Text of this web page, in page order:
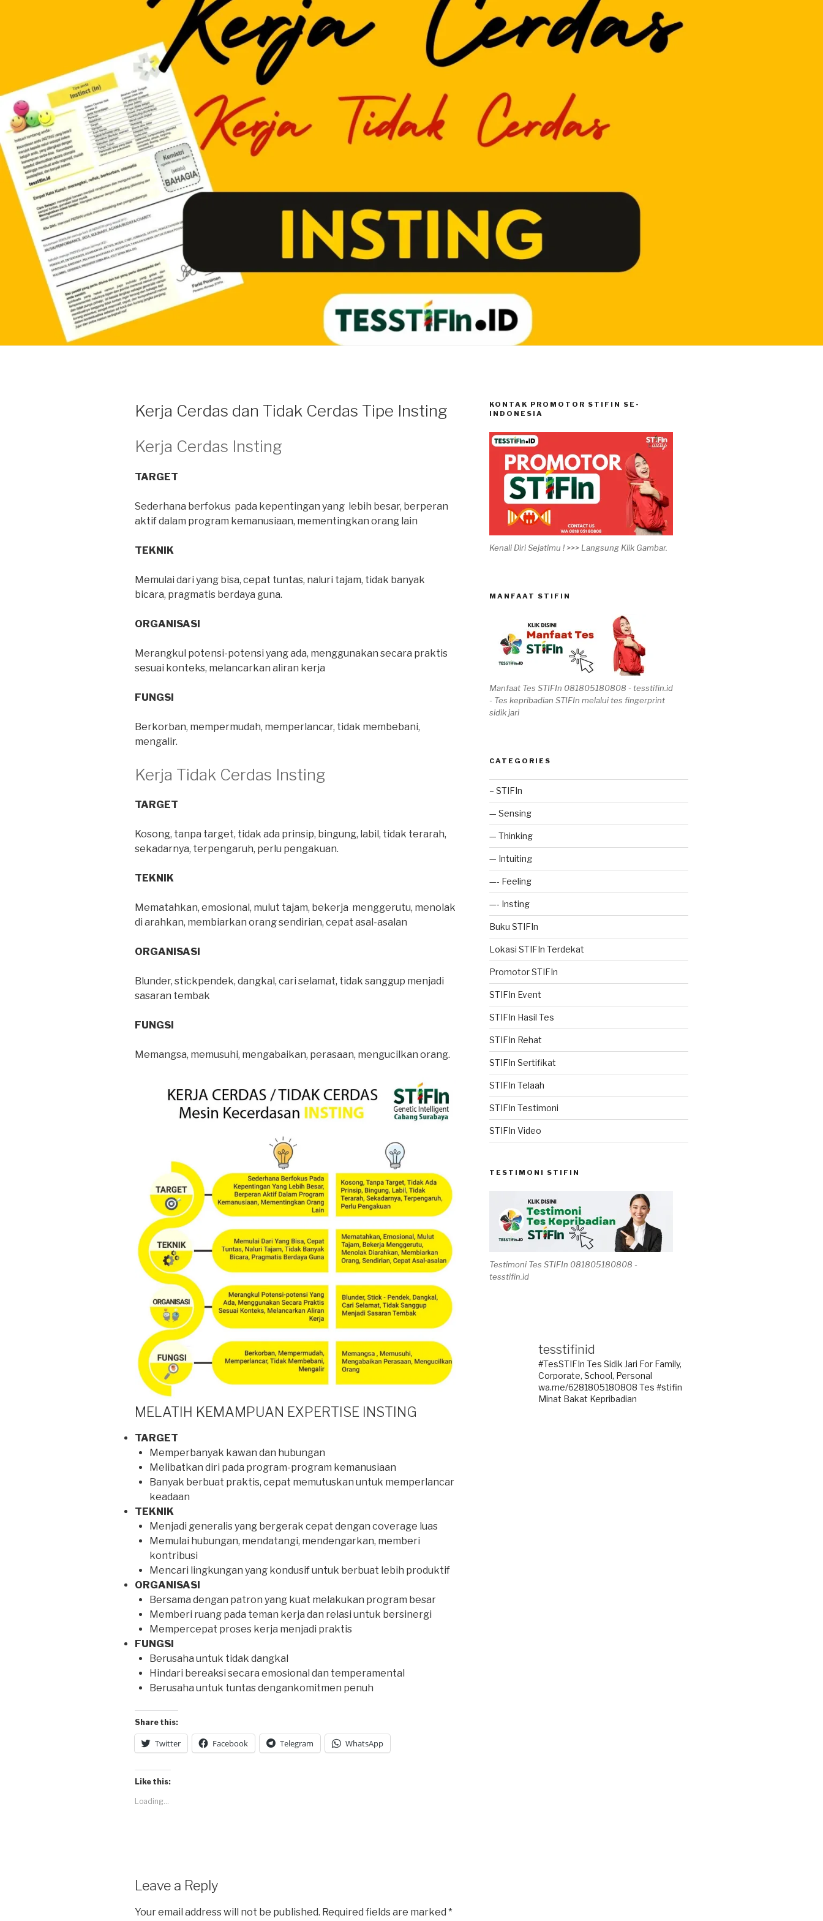
Kerja Cerdas dan Tidak Cerdas Tipe Insting
Kerja Cerdas Insting
TARGET
Sederhana berfokus pada kepentingan yang lebih besar, berperan
aktif dalam program kemanusiaan, mementingkan orang lain
TEKNIK
Memulai dari yang bisa, cepat tuntas, naluri tajam, tidak banyak
bicara, pragmatis berdaya guna.
ORGANISASI
Merangkul potensi-potensi yang ada, menggunakan secara praktis
sesuai konteks, melancarkan aliran kerja
FUNGSI
Berkorban, mempermudah, memperlancar, tidak membebani,
mengalir.
Kerja Tidak Cerdas Insting
TARGET
Kosong, tanpa target, tidak ada prinsip, bingung, labil, tidak terarah,
sekadarnya, terpengaruh, perlu pengakuan.
TEKNIK
Mematahkan, emosional, mulut tajam, bekerja menggerutu, menolak
di arahkan, membiarkan orang sendirian, cepat asal-asalan
ORGANISASI
Blunder, stickpendek, dangkal, cari selamat, tidak sanggup menjadi
sasaran tembak
FUNGSI
Memangsa, memusuhi, mengabaikan, perasaan, mengucilkan orang.
MELATIH KEMAMPUAN EXPERTISE INSTING
TARGET
Memperbanyak kawan dan hubungan
Melibatkan diri pada program-program kemanusiaan
Banyak berbuat praktis, cepat memutuskan untuk memperlancar
keadaan
TEKNIK
Menjadi generalis yang bergerak cepat dengan coverage luas
Memulai hubungan, mendatangi, mendengarkan, memberi
kontribusi
Mencari lingkungan yang kondusif untuk berbuat lebih produktif
ORGANISASI
Bersama dengan patron yang kuat melakukan program besar
Memberi ruang pada teman kerja dan relasi untuk bersinergi
Mempercepat proses kerja menjadi praktis
FUNGSI
Berusaha untuk tidak dangkal
Hindari bereaksi secara emosional dan temperamental
Berusaha untuk tuntas dengankomitmen penuh
Share this:
Twitter Facebook Telegram WhatsApp
Like this:
Loading...
Leave a Reply
Your email address will not be published. Required fields are marked *
KONTAK PROMOTOR STIFIN SE-
INDONESIA
Kenali Diri Sejatimu ! >>> Langsung Klik Gambar.
MANFAAT STIFIN
Manfaat Tes STIFIn 081805180808 - tesstifin.id
- Tes kepribadian STIFIn melalui tes fingerprint
sidik jari
CATEGORIES
– STIFIn
— Sensing
— Thinking
— Intuiting
—- Feeling
—- Insting
Buku STIFIn
Lokasi STIFIn Terdekat
Promotor STIFIn
STIFIn Event
STIFIn Hasil Tes
STIFIn Rehat
STIFIn Sertifikat
STIFIn Telaah
STIFIn Testimoni
STIFIn Video
TESTIMONI STIFIN
Testimoni Tes STIFIn 081805180808 -
tesstifin.id
tesstifinid
#TesSTIFIn Tes Sidik Jari For Family,
Corporate, School, Personal
wa.me/6281805180808 Tes #stifin
Minat Bakat Kepribadian